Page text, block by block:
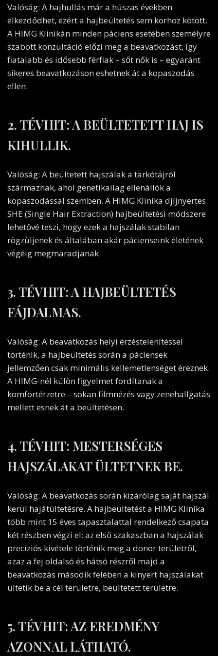
Valóság: A hajhullás már a húszas években
elkezdődhet, ezért a hajbeültetés sem korhoz kötött.
A HIMG Klinikán minden páciens esetében személyre
szabott konzultáció előzi meg a beavatkozást, így
fiatalabb és idősebb férfiak – sőt nők is – egyaránt
sikeres beavatkozáson eshetnek át a kopaszodás
ellen.
2. TÉVHIT: A BEÜLTETETT HAJ IS
KIHULLIK.
Valóság: A beültetett hajszálak a tarkótájról
származnak, ahol genetikailag ellenállók a
kopaszodással szemben. A HIMG Klinika djíjnyertes
SHE (Single Hair Extraction) hajbeültetési módszere
lehetővé teszi, hogy ezek a hajszálak stabilan
rögzüljenek és általában akár pácienseink életének
végéig megmaradjanak.
3. TÉVHIT: A HAJBEÜLTETÉS
FÁJDALMAS.
Valóság: A beavatkozás helyi érzéstelenítéssel
történik, a hajbeültetés során a páciensek
jellemzően csak minimális kellemetlenséget éreznek.
A HIMG-nél külön figyelmet fordítanak a
komfortérzetre – sokan filmnézés vagy zenehallgatás
mellett esnek át a beültetésen.
4. TÉVHIT: MESTERSÉGES
HAJSZÁLAKAT ÜLTETNEK BE.
Valóság: A beavatkozás során kizárólag saját hajszál
kerül hajátültetésre. A hajbeültetést a HIMG Klinika
több mint 15 éves tapasztalattal rendelkező csapata
két részben végzi el: az első szakaszban a hajszálak
precíziós kivétele történik meg a donor területről,
azaz a fej oldalsó és hátsó részről majd a
beavatkozás második felében a kinyert hajszálakat
ültetik be a cél területre, beültetett területre.
5. TÉVHIT: AZ EREDMÉNY
AZONNAL LÁTHATÓ.